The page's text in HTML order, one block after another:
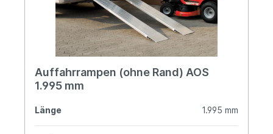
Auffahrrampen (ohne Rand) AOS
1.995 mm
Länge 1.995 mm